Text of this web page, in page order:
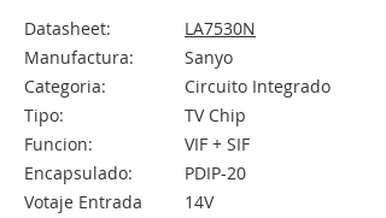
Datasheet:
LA7530N
Manufactura:
Sanyo
Categoria:
Circuito Integrado
Tipo:
TV Chip
Funcion:
VIF + SIF
Encapsulado:
PDIP-20
Votaje Entrada
14V